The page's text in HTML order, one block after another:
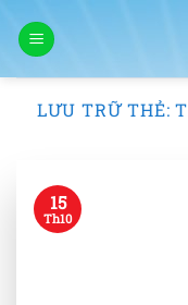
qua
LƯU TRỮ THẺ:
15
Th10